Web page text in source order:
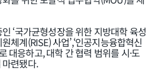
‘국가균형성장을 위한 지방대학 육성
체계(RISE) 사업’,‘인공지능융합혁신
대응하고, 대학 간 협력 범위를 시·도
련됐다.